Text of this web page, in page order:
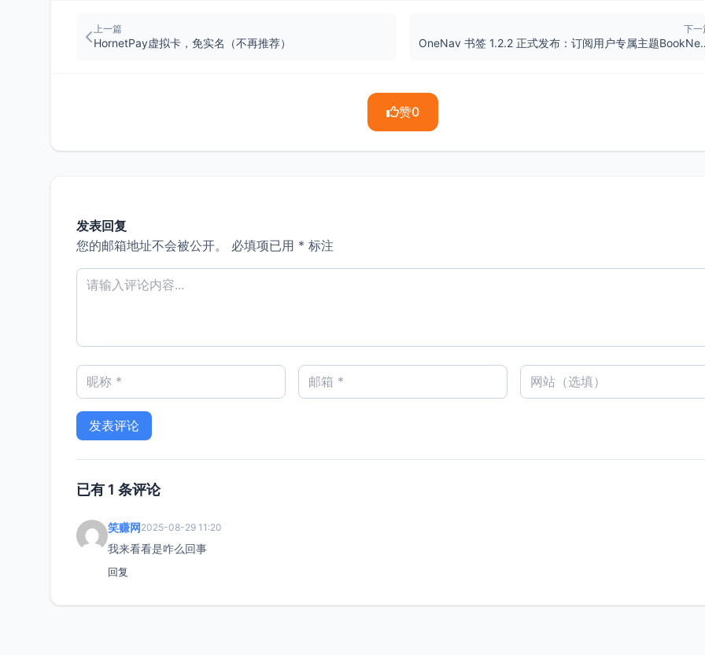
上一篇
HornetPay虚拟卡，免实名（不再推荐）
下一
OneNav 书签
赞0
发表回复
您的邮箱地址不会被公开。
必填项已用 * 标注
已有 1 条评论
笑赚网2025-08-29 11:20
我来看看是咋么回事
回复